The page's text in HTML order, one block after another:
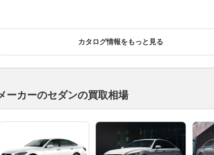
カタログ情報をもっと見る
ーカーのセダンの買取相場